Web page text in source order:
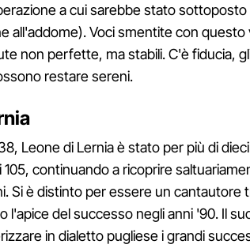
a cui sarebbe stato
all'addome). Voci smentite con questo
non perfette, ma stabili. C'è fiducia,
restare sereni.
Leone di Lernia è stato per più di
105, continuando a ricoprire
Si è distinto per essere un cantautore
l'apice del successo negli anni '90. Il
in dialetto pugliese i grandi